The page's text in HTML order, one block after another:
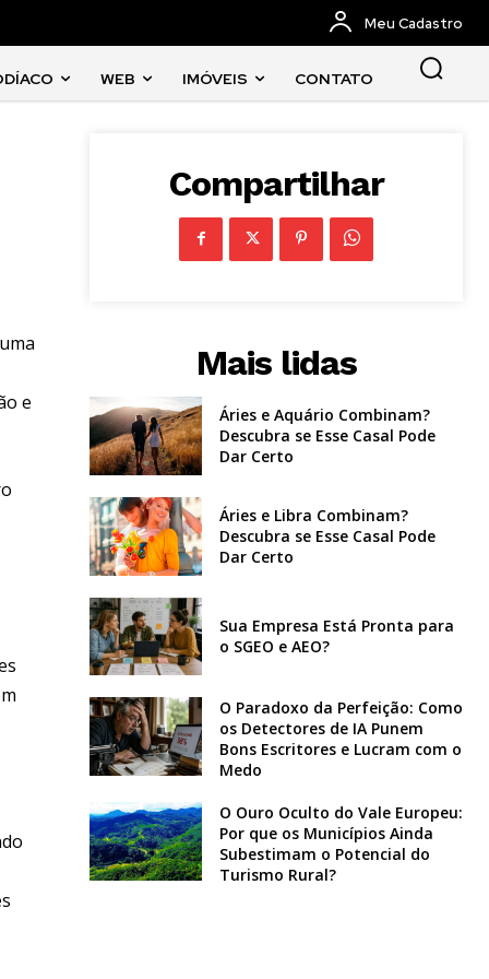
Meu Cadastro
WEB IMÓVEIS CONTATO
e
Compartilhar
Mais lidas
Áries e Aquário Combinam?
Descubra se Esse Casal Pode
Dar Certo
Áries e Libra Combinam?
Descubra se Esse Casal Pode
Dar Certo
Sua Empresa Está Pronta para
o SGEO e AEO?
O Paradoxo da Perfeição: Como
os Detectores de IA Punem
Bons Escritores e Lucram com o
Medo
O Ouro Oculto do Vale Europeu:
Por que os Municípios Ainda
Subestimam o Potencial do
Turismo Rural?